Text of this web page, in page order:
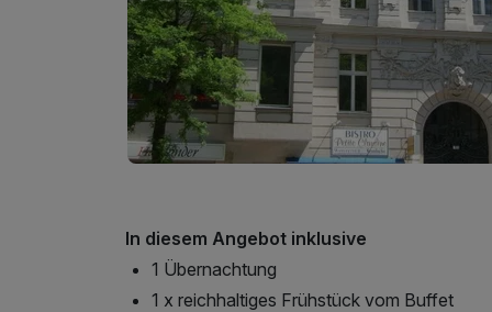
In diesem Angebot inklusive
1 Übernachtung
1 x reichhaltiges Frühstück vom Buffet